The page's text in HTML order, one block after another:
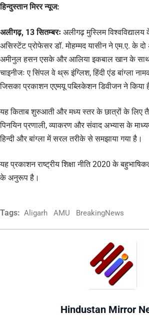
हिन्दुस्तान मिरर न्यूज:
अलीगढ़, 13 सितम्बरः अलीगढ़ मुस्लिम विश्वविद्यालय
असिस्टेंट प्रोफेसर डॉ. मोहम्मद यासीन ने एम.ए. के दो
अमीनुल हसन एसके और आलिया इकबाल खान के
चाइनीजः ए सिंपल वे थ्रू इंग्लिश, हिंदी एंड बांग्ला
जिसका प्रकाशन एएमयू पब्लिकेशन डिवीजन ने किया
यह किताब शुरुआती और मध्य स्तर के छात्रों के लिए
पिनयिन प्रणाली, व्याकरण और संवाद अभ्यास के
हिन्दी और बांग्ला में सरल तरीके से समझाया गया है।
यह प्रकाशन राष्ट्रीय शिक्षा नीति 2020 के
के अनुरूप है।
Tags: Aligarh AMU BreakingNews
Hindustan Mirror